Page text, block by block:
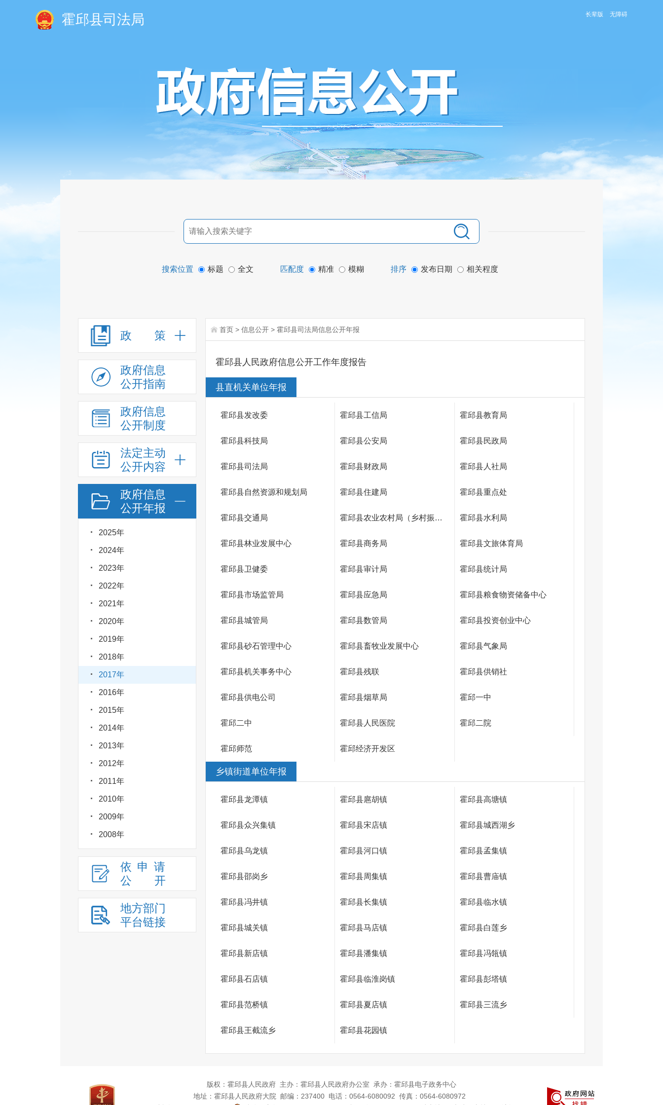
霍邱县司法局 长辈版 无障碍
搜索位置 标题 全文 匹配度 精准 模糊 排序 发布日期 相关程度
政 策
政府信息
公开指南
政府信息
公开制度
法定主动
公开内容
政府信息
公开年报
2025年
2024年
2023年
2022年
2021年
2020年
2019年
2018年
2017年
2016年
2015年
2014年
2013年
2012年
2011年
2010年
2009年
2008年
依申请
公
开
地方部门
平台链接
首页 > 信息公开 > 霍邱县司法局信息公开年报
霍邱县人民政府信息公开工作年度报告
县直机关单位年报
霍邱县发改委 霍邱县工信局 霍邱县教育局
霍邱县科技局 霍邱县公安局 霍邱县民政局
霍邱县司法局 霍邱县财政局 霍邱县人社局
霍邱县自然资源和规划局 霍邱县住建局 霍邱县重点处
霍邱县交通局 霍邱县农业农村局（乡村振兴局） 霍邱县水利局
霍邱县林业发展中心 霍邱县商务局 霍邱县文旅体育局
霍邱县卫健委 霍邱县审计局 霍邱县统计局
霍邱县市场监管局 霍邱县应急局 霍邱县粮食物资储备中心
霍邱县城管局 霍邱县数管局 霍邱县投资创业中心
霍邱县砂石管理中心 霍邱县畜牧业发展中心 霍邱县气象局
霍邱县机关事务中心 霍邱县残联 霍邱县供销社
霍邱县供电公司 霍邱县烟草局 霍邱一中
霍邱二中 霍邱县人民医院 霍邱二院
霍邱师范 霍邱经济开发区
乡镇街道单位年报
霍邱县龙潭镇 霍邱县扈胡镇 霍邱县高塘镇
霍邱县众兴集镇 霍邱县宋店镇 霍邱县城西湖乡
霍邱县乌龙镇 霍邱县河口镇 霍邱县孟集镇
霍邱县邵岗乡 霍邱县周集镇 霍邱县曹庙镇
霍邱县冯井镇 霍邱县长集镇 霍邱县临水镇
霍邱县城关镇 霍邱县马店镇 霍邱县白莲乡
霍邱县新店镇 霍邱县潘集镇 霍邱县冯瓴镇
霍邱县石店镇 霍邱县临淮岗镇 霍邱县彭塔镇
霍邱县范桥镇 霍邱县夏店镇 霍邱县三流乡
霍邱县王截流乡 霍邱县花园镇
版权：霍邱县人民政府 主办：霍邱县人民政府办公室
承办：霍邱县电子政务中心
地址：霍邱县人民政府大院
邮编：237400 电话：0564-6080092 传真：0564-6080972